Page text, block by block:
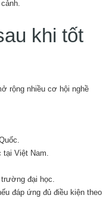
khi tốt
rộng nhiều cơ hội nghề
tại Việt Nam.
đại học.
đáp ứng đủ điều kiện theo